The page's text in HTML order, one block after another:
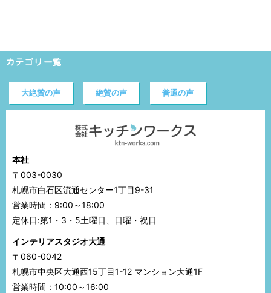
カテゴリ一覧
大絶賛の声 絶賛の声 普通の声
本社
〒003-0030
札幌市白石区流通センター1丁目9-31
営業時間：9:00～18:00
定休日:第1・3・5土曜日、日曜・祝日
インテリアスタジオ大通
〒060-0042
札幌市中央区大通西15丁目1-12 マンション大通1F
営業時間：10:00～16:00